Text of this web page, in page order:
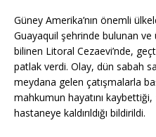
Güney Amerika’nın önemli
Guayaquil şehrinde bulunan
bilinen Litoral Cezaevi’nde,
patlak verdi. Olay, dün sabah
meydana gelen çatışmalarla
mahkumun hayatını
hastaneye kaldırıldığı bildirildi.